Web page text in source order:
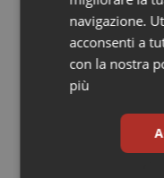
Quotidiano
Quotidiano
Rene &
Articoli correlati:
in Stato Regioni
17 Ottobre 2019
© Riproduzione
navigazione.
acconsenti a
con la nostra
più